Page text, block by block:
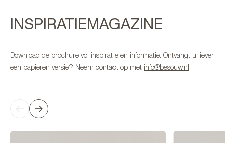
INSPIRATIEMAGAZINE
Download de brochure vol inspiratie en informatie. Ontvangt u liever
een papieren versie? Neem contact op met info@besouw.nl .